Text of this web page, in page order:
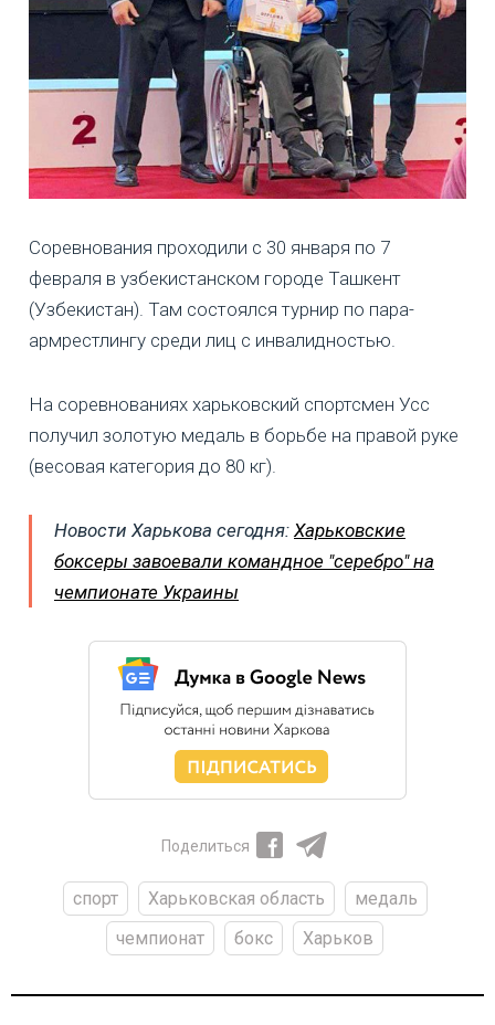
Соревнования проходили с 30 января по 7
февраля в узбекистанском городе Ташкент
(Узбекистан). Там состоялся турнир по пара-
армрестлингу среди лиц с инвалидностью.
На соревнованиях харьковский спортсмен Усс
получил золотую медаль в борьбе на правой руке
(весовая категория до 80 кг).
Новости Харькова сегодня: Харьковские
боксеры завоевали командное "серебро" на
чемпионате Украины
Поделиться
спорт Харьковская область
медаль
чемпионат
бокс Харьков